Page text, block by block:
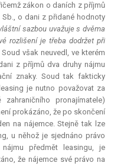
zákon o daních z příjmů
o dani z přidané hodnoty
sazbou uvažuje s dvěma
rozlišení je třeba dodržet při
Soud však neuvedl, ve kterém
z příjmů dva druhy nájmu
znaky. Soud tak fakticky
je nutno považovat za
pronajímatele)
prokázáno, že po skončení
na nájemce. Stejně tak lze
u něhož je sjednáno právo
předmět leasingu, je
že nájemce své právo na